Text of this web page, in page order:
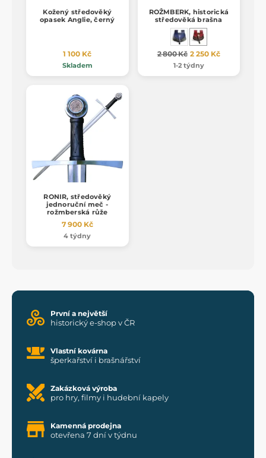
Kožený středověký
opasek Anglie, černý
1 100 Kč
Skladem
ROŽMBERK, historická
středověká brašna
2 800 Kč 2 250 Kč
1-2 týdny
RONIR, středověký
jednoruční meč -
rožmberská růže
7 900 Kč
4 týdny
První a největší
historický e-shop v ČR
Vlastní kovárna
šperkařství i brašnářství
Zakázková výroba
pro hry, filmy i hudební kapely
Kamenná prodejna
otevřena 7 dní v týdnu